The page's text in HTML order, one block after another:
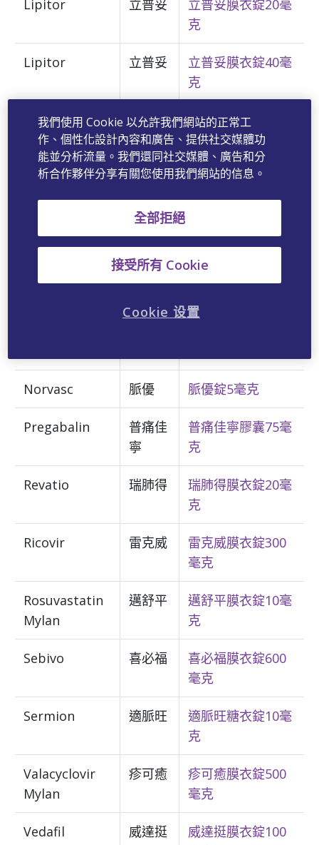
Lipitor 立普妥
立普妥膜衣錠20毫
克
Lipitor 立普妥
立普妥膜衣錠40毫
克
Lyrica 利瑞卡
利瑞卡膠囊 75 毫
克
Neurontin 鎮頑癲
鎮頑癲膠囊100毫
克
Neurontin 鎮頑癲
鎮頑癲膠囊300毫
克
克
Norvasc 脈優 脈優錠5毫克
Pregabalin
普痛佳
寧
普痛佳寧膠囊75毫
克
Revatio 瑞肺得
瑞肺得膜衣錠20毫
克
Ricovir 雷克威
雷克威膜衣錠300
毫克
Rosuvastatin
Mylan
邁舒平
邁舒平膜衣錠10毫
克
Sebivo 喜必福
喜必福膜衣錠600
毫克
Sermion 適脈旺
適脈旺糖衣錠10毫
克
Valacyclovir
Mylan
疹可癒
疹可癒膜衣錠500
毫克
Vedafil 威達挺
威達挺膜衣錠100
我們使用 Cookie 以允許我們網站的正常工
作、個性化設計內容和廣告、提供社交媒體功
能並分析流量。我們還同社交媒體、廣告和分
析合作夥伴分享有關您使用我們網站的信息。
全部拒絕
接受所有 Cookie
Cookie 设置